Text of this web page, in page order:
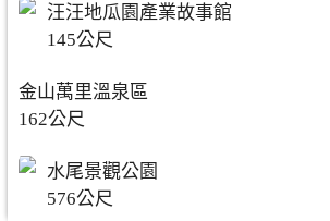
汪汪地瓜園產業故事館
145公尺
金山萬里溫泉區
162公尺
水尾景觀公園
576公尺